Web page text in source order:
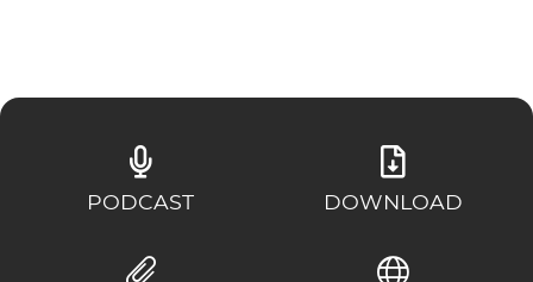
PODCAST DOWNLOAD